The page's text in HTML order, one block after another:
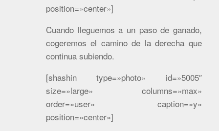
position=»center»]
Cuando lleguemos a un paso de ganado,
cogeremos el camino de la derecha que
continua subiendo.
[shashin type=»photo» id=»5005″
size=»large» columns=»max»
order=»user» caption=»y»
position=»center»]